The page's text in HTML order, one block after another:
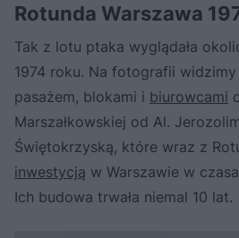
Rotunda Warszawa
Tak z lotu ptaka wyglądała
1974 roku. Na fotografii
pasażem, blokami i biurowcami
Marszałkowskiej od Al.
Świętokrzyską, które wraz z
inwestycją w Warszawie w
Ich budowa trwała niemal 10 lat.